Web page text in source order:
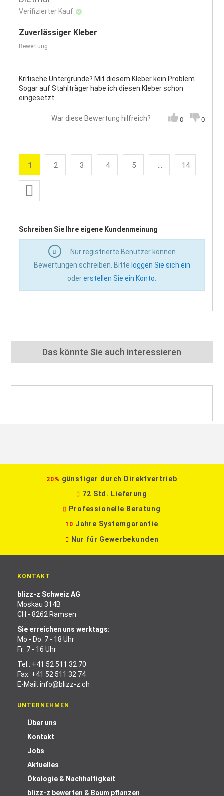
Verifizierter Kauf
Zuverlässiger Kleber
Bewertung
Kritische Untergründe? Mit diesem Kleber kein Problem.
Sogar auf Stahlträger habe ich diesen Kleber schon
eingesetzt.
War diese Bewertung hilfreich? 0 0
Seite
Sie lesen gerade die Seite
1 Seite
2 Seite
3 Seite
4 Seite
5 ... Seite
14
Schreiben Sie Ihre eigene Kundenmeinung
Nur registrierte Benutzer können
Bewertungen schreiben. Bitte loggen Sie sich ein
odererstellen Sie ein Konto
Das könnte Sie auch interessieren
20% günstiger durch Direktvertrieb
72 Std. Lieferung
Professionelle Beratung
10 Jahre Systemgarantie
Nur für Gewerbekunden
KONTAKT
blizz-z Schweiz AG
Moskau 314B
CH - 8262 Ramsen
Sie erreichen uns werktags:
Mo - Do: 7 - 18 Uhr
Fr: 7 - 16 Uhr
Tel.: +41 52 511 32 70
Fax: +41 52 511 32 74
E-Mail: info@blizz-z.ch
UNTERNEHMEN
Über uns
Kontakt
Jobs
Aktuelles
Ökologie & Nachhaltigkeit
blizz-z bewerten & Baum pflanzen